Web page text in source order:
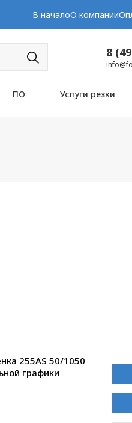
В началоО компании
8
ПО Услуги резки
255AS 50/1050
графики